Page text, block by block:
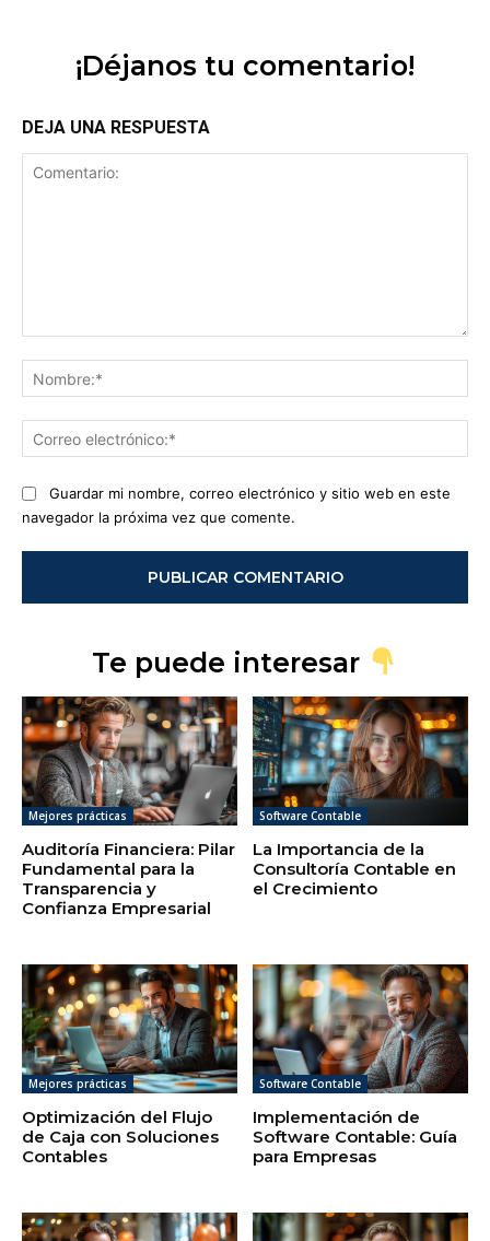
¡Déjanos tu comentario!
DEJA UNA RESPUESTA
Guardar mi nombre, correo electrónico y sitio web en este
navegador la próxima vez que comente.
Te puede interesar
Mejores prácticas
Auditoría Financiera: Pilar
Fundamental para la
Transparencia y
Confianza Empresarial
Software Contable
La Importancia de la
Consultoría Contable en
el Crecimiento
Mejores prácticas
Optimización del Flujo
de Caja con Soluciones
Contables
Software Contable
Implementación de
Software Contable: Guía
para Empresas